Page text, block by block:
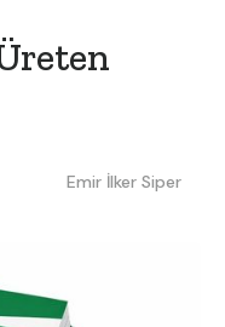
Emir İlker Siper